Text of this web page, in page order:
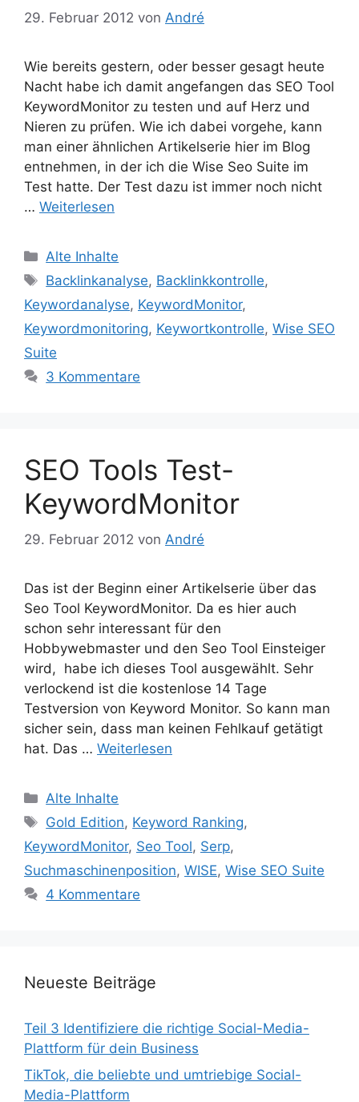
29. Februar 2012 von André
Wie bereits gestern, oder besser gesagt heute
Nacht habe ich damit angefangen das SEO Tool
KeywordMonitor zu testen und auf Herz und
Nieren zu prüfen. Wie ich dabei vorgehe, kann
man einer ähnlichen Artikelserie hier im Blog
entnehmen, in der ich die Wise Seo Suite im
Test hatte. Der Test dazu ist immer noch nicht
… Weiterlesen
Kategorien
Alte Inhalte
Schlagwörter
Backlinkanalyse, Backlinkkontrolle,
Keywordanalyse, KeywordMonitor,
Keywordmonitoring, Keywortkontrolle, Wise SEO
Suite
3 Kommentare
SEO Tools Test-
KeywordMonitor
29. Februar 2012 von André
Das ist der Beginn einer Artikelserie über das
Seo Tool KeywordMonitor. Da es hier auch
schon sehr interessant für den
Hobbywebmaster und den Seo Tool Einsteiger
wird, habe ich dieses Tool ausgewählt. Sehr
verlockend ist die kostenlose 14 Tage
Testversion von Keyword Monitor. So kann man
sicher sein, dass man keinen Fehlkauf getätigt
hat. Das … Weiterlesen
Kategorien
Alte Inhalte
Schlagwörter
Gold Edition, Keyword Ranking,
KeywordMonitor, Seo Tool, Serp,
Suchmaschinenposition, WISE, Wise SEO Suite
4 Kommentare
Neueste Beiträge
Teil 3 Identifiziere die richtige Social-Media-
Plattform für dein Business
TikTok, die beliebte und umtriebige Social-
Media-Plattform